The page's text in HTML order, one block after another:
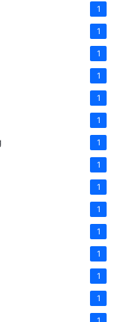
1
1
1
1
1
1
1
1
1
1
1
1
1
1